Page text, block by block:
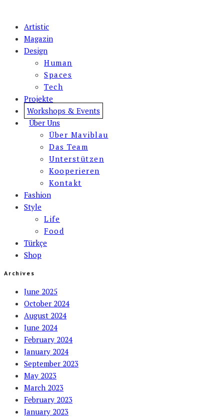
Artistic
Magazin
Design
Human
Spaces
Tech
Projekte
Workshops & Events
Über Uns
Über Maviblau
Das Team
Unterstützen
Kooperieren
Kontakt
Fashion
Style
Life
Food
Türkçe
Shop
Archives
June 2025
October 2024
August 2024
June 2024
February 2024
January 2024
September 2023
May 2023
March 2023
February 2023
January 2023